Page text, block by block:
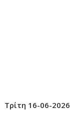
Τρίτη 16-06-2026